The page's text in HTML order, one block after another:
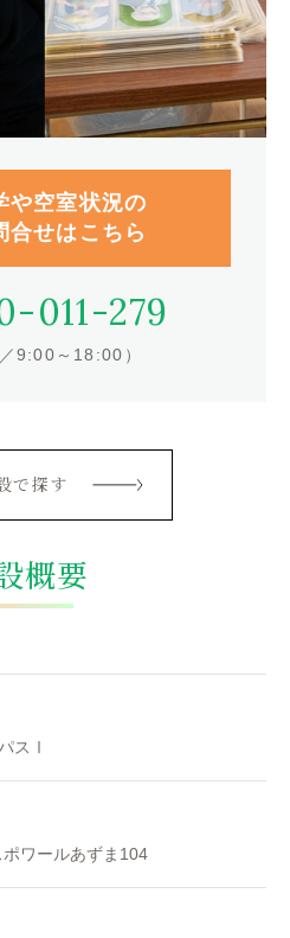
や空室状況の
合せはこちら
011-279
9:00～18:00）
で探す
概要
スⅠ
ワールあずま104